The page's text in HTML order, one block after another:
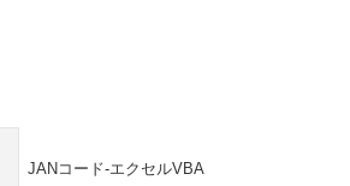
JANコード-エクセルVBA